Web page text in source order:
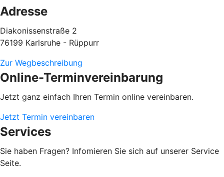
Adresse
Diakonissenstraße 2
76199 Karlsruhe - Rüppurr
Zur Wegbeschreibung
Online-Terminvereinbarung
Jetzt ganz einfach Ihren Termin online vereinbaren.
Jetzt Termin vereinbaren
Services
Sie haben Fragen? Infomieren Sie sich auf unserer Service
Seite.